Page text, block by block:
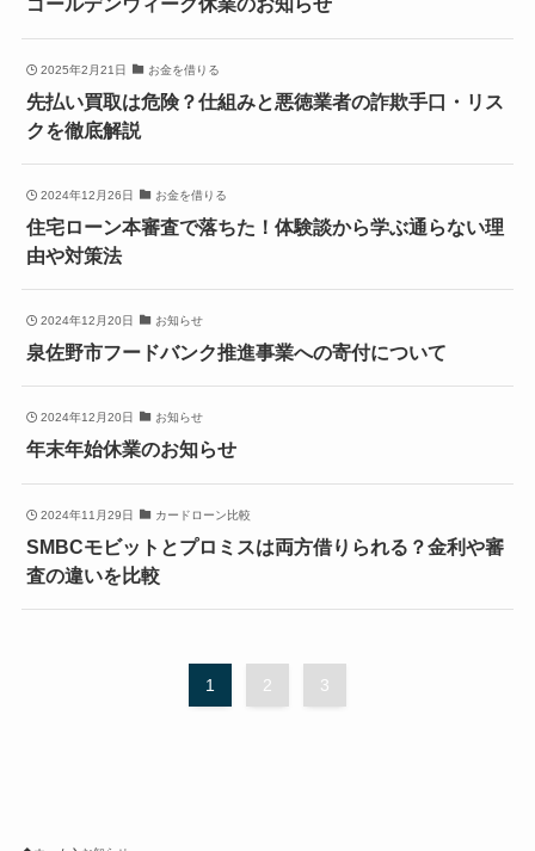
2025年2月21日 お金を借りる
先払い買取は危険？仕組みと悪徳業者の詐欺手口・リス
クを徹底解説
2024年12月26日 お金を借りる
住宅ローン本審査で落ちた！体験談から学ぶ通らない理
由や対策法
2024年12月20日 お知らせ
泉佐野市フードバンク推進事業への寄付について
2024年12月20日 お知らせ
年末年始休業のお知らせ
2024年11月29日 カードローン比較
SMBCモビットとプロミスは両方借りられる？金利や審
査の違いを比較
1 2 3